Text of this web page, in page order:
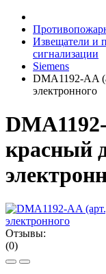
Извещатели и
сигнализации
Siemens
DMA1192-AA
электронного
красный
Отзывы:
(0)